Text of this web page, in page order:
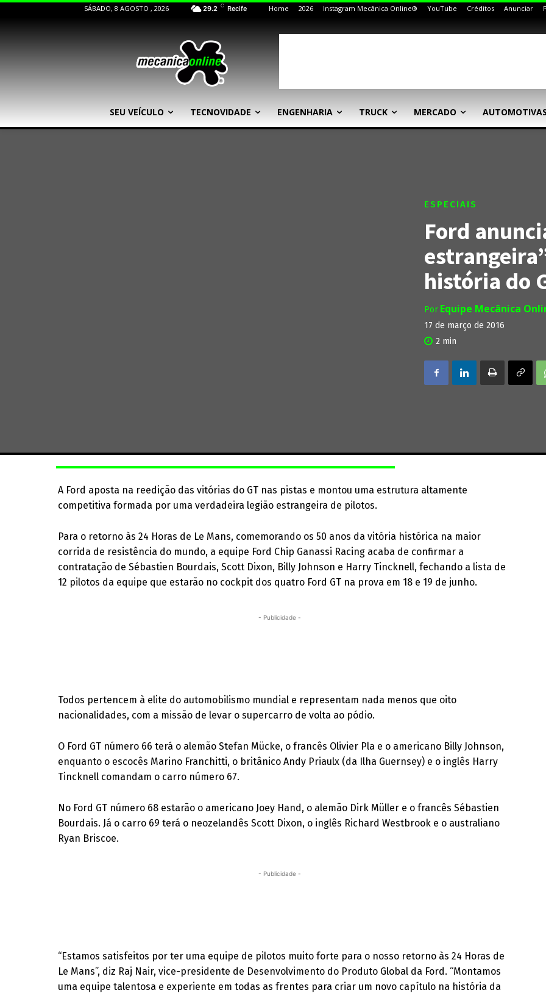
SÁBADO, 8 AGOSTO , 2026 29.2 C Recife Home 2026 Instagram Mecânica Online® YouTube Créditos Anunciar
SEU VEÍCULO TECNOVIDADE ENGENHARIA TRUCK MERCADO AUTOMOTIVAS
ESPECIAIS
Ford
história do
Por Equipe Mecânica
17 de março de 2016
2 min
A Ford aposta na reedição das vitórias do GT nas pistas e montou uma estrutura altamente
competitiva formada por uma verdadeira legião estrangeira de pilotos.
Para o retorno às 24 Horas de Le Mans, comemorando os 50 anos da vitória histórica na maior
corrida de resistência do mundo, a equipe Ford Chip Ganassi Racing acaba de confirmar a
contratação de Sébastien Bourdais, Scott Dixon, Billy Johnson e Harry Tincknell, fechando a lista de
12 pilotos da equipe que estarão no cockpit dos quatro Ford GT na prova em 18 e 19 de junho.
- Publicidade -
Todos pertencem à elite do automobilismo mundial e representam nada menos que oito
nacionalidades, com a missão de levar o supercarro de volta ao pódio.
O Ford GT número 66 terá o alemão Stefan Mücke, o francês Olivier Pla e o americano Billy Johnson,
enquanto o escocês Marino Franchitti, o britânico Andy Priaulx (da Ilha Guernsey) e o inglês Harry
Tincknell comandam o carro número 67.
No Ford GT número 68 estarão o americano Joey Hand, o alemão Dirk Müller e o francês Sébastien
Bourdais. Já o carro 69 terá o neozelandês Scott Dixon, o inglês Richard Westbrook e o australiano
Ryan Briscoe.
- Publicidade -
“Estamos satisfeitos por ter uma equipe de pilotos muito forte para o nosso retorno às 24 Horas de
Le Mans”, diz Raj Nair, vice-presidente de Desenvolvimento do Produto Global da Ford. “Montamos
uma equipe talentosa e experiente em todas as frentes para criar um novo capítulo na história da